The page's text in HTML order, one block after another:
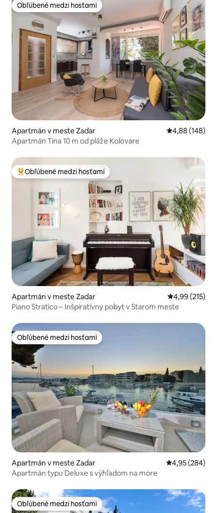
Obľúbené medzi hosťami
Obľúbené medzi hosťami
Apartmán v meste Zadar Priemerné
4,88 (148)
Apartmán Tina 10 m od pláže Kolovare
Najobľúbenejšie medzi hosťami
Obľúbené medzi hosťami
Apartmán v meste Zadar Priemerné
4,99 (215)
Piano Stratico – Inšpiratívny pobyt v Starom meste
Obľúbené medzi hosťami
Obľúbené medzi hosťami
Apartmán v meste Zadar Priemerné
4,95 (284)
Apartmán typu Deluxe s výhľadom na more
Obľúbené medzi hosťami
Obľúbené medzi hosťami